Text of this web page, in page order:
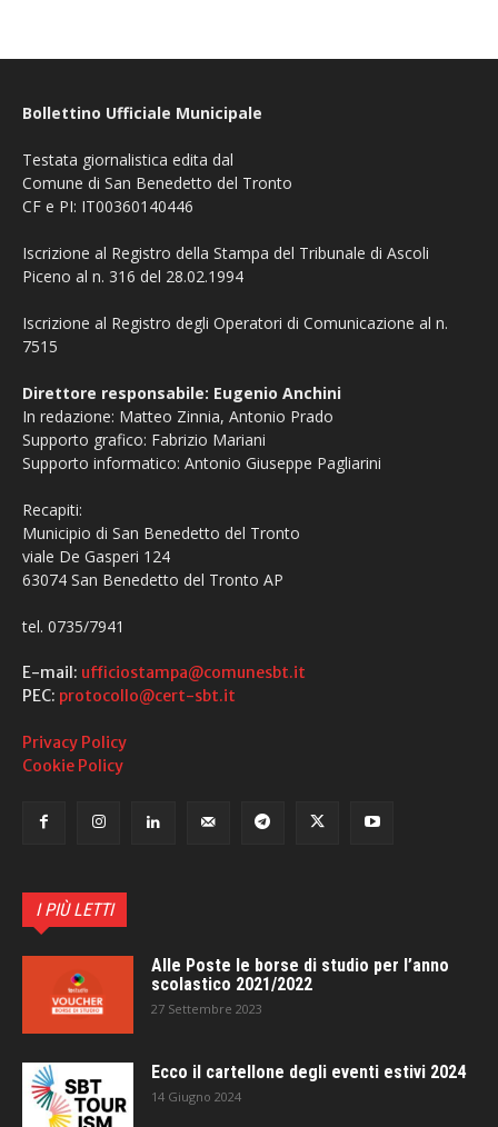
Bollettino Ufficiale Municipale
Testata giornalistica edita dal
Comune di San Benedetto del Tronto
CF e PI: IT00360140446
Iscrizione al Registro della Stampa del Tribunale di Ascoli
Piceno al n. 316 del 28.02.1994
Iscrizione al Registro degli Operatori di Comunicazione al n.
7515
Direttore responsabile: Eugenio Anchini
In redazione: Matteo Zinnia, Antonio Prado
Supporto grafico: Fabrizio Mariani
Supporto informatico: Antonio Giuseppe Pagliarini
Recapiti:
Municipio di San Benedetto del Tronto
viale De Gasperi 124
63074 San Benedetto del Tronto AP
tel. 0735/7941
E-mail: ufficiostampa@comunesbt.it
PEC: protocollo@cert-sbt.it
Privacy Policy
Cookie Policy
I PIÙ LETTI
Alle Poste le borse di studio per l’anno
scolastico 2021/2022
27 Settembre 2023
Ecco il cartellone degli eventi estivi 2024
14 Giugno 2024